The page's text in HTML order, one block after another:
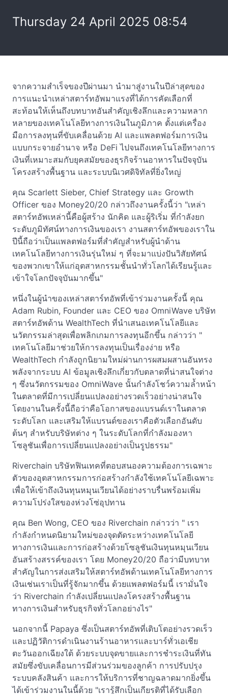
Thursday 24 April 2025 08:54
จากความสำเร็จของปีผ่านมา นำมาสู่งานในปีล่าสุดของ
การแนะนำเหล่าสตาร์ทอัพมาแรงที่ได้การคัดเลือกที่
สะท้อนให้เห็นถึงบทบาทอันสำคัญเชิงลึกและความหลาก
หลายของเทคโนโลยีทางการเงินในภูมิภาค ตั้งแต่เครื่อง
มือการลงทุนที่ขับเคลื่อนด้วย AI และแพลตฟอร์มการเงิน
แบบกระจายอำนาจ หรือ DeFi ไปจนถึงเทคโนโลยีทางการ
เงินที่เหมาะสมกับยุคสมัยของธุรกิจร้านอาหารในปัจจุบัน
โครงสร้างพื้นฐาน และระบบนิเวศดิจิทัลที่ยิ่งใหญ่
คุณ Scarlett Sieber, Chief Strategy และ Growth
Officer ของ Money20/20 กล่าวถึงงานครั้งนี้ว่า "เหล่า
สตาร์ทอัพเหล่านี้คือผู้สร้าง นักคิด และผู้ริเริ่ม ที่กำลังยก
ระดับภูมิทัศน์ทางการเงินของเรา งานสตาร์ทอัพของเราใน
ปีนี้ถือว่าเป็นแพลตฟอร์มที่สำคัญสำหรับผู้นำด้าน
เทคโนโลยีทางการเงินรุ่นใหม่ ๆ ที่จะมาแบ่งปันวิสัยทัศน์
ของพวกเขาให้แก่อุตสาหกรรมชั้นนำทั่วโลกได้เรียนรู้และ
เข้าใจโลกปัจจุบันมากขึ้น"
หนึ่งในผู้นำของเหล่าสตาร์ทอัพที่เข้าร่วมงานครั้งนี้ คุณ
Adam Rubin, Founder และ CEO ของ OmniWave บริษัท
สตาร์ทอัพด้าน WealthTech ที่นำเสนอเทคโนโลยีและ
นวัตกรรมล่าสุดเพื่อพลิกเกมการลงทุนอีกขึ้น กล่าวว่า "
เทคโนโลยีมาช่วยให้การลงทุนเป็นเรื่องง่าย หรือ
WealthTech กำลังถูกนิยามใหม่ผ่านการผสมผสานอันทรง
พลังจากระบบ AI ข้อมูลเชิงลึกเกี่ยวกับตลาดที่น่าสนใจต่าง
ๆ ซึ่งนวัตกรรมของ OmniWave นั้นกำลังโชว์ความล้ำหน้า
ในตลาดที่มีการเปลี่ยนแปลงอย่างรวดเร็วอย่างน่าสนใจ
โดยงานในครั้งนี้ถือว่าคือโอกาสของแบรนด์เราในตลาด
ระดับโลก และเสริมให้แบรนด์ของเราคือตัวเลือกอันดับ
ต้นๆ สำหรับบริษัทต่าง ๆ ในระดับโลกที่กำลังมองหา
โซลูชันเพื่อการเปลี่ยนแปลงอย่างเป็นรูปธรรม"
Riverchain บริษัทฟินเทคที่ตอบสนองความต้องการเฉพาะ
ตัวของอุตสาหกรรมการก่อสร้างกำลังใช้เทคโนโลยีเฉพาะ
เพื่อให้เข้าถึงเงินทุนหมุนเวียนได้อย่างราบรื่นพร้อมเพิ่ม
ความโปร่งใสของห่วงโซ่อุปทาน
คุณ Ben Wong, CEO ของ Riverchain กล่าวว่า " เรา
กำลังกำหนดนิยามใหม่ของจุดตัดระหว่างเทคโนโลยี
ทางการเงินและการก่อสร้างด้วยโซลูชันเงินทุนหมุนเวียน
อันสร้างสรรค์ของเรา โดย Money20/20 ถือว่ามีบทบาท
สำคัญในการส่งเสริมให้สตาร์ทอัพด้านเทคโนโลยีทางการ
เงินเช่นเราเป็นที่รู้จักมากขึ้น ด้วยแพลตฟอร์มนี้ เรามั่นใจ
ว่า Riverchain กำลังเปลี่ยนแปลงโครงสร้างพื้นฐาน
ทางการเงินสำหรับธุรกิจทั่วโลกอย่างไร"
นอกจากนี้ Papaya ซึ่งเป็นสตาร์ทอัพที่เติบโตอย่างรวดเร็ว
และปฏิวัติการดำเนินงานร้านอาหารและบาร์ทั่วเอเชีย
ตะวันออกเฉียงใต้ ด้วยระบบจุดขายและการชำระเงินที่ทัน
สมัยซึ่งขับเคลื่อนการมีส่วนร่วมของลูกค้า การปรับปรุง
ระบบคลังสินค้า และการให้บริการที่ชาญฉลาดมากยิ่งขึ้น
ได้เข้าร่วมงานในนี้ด้วย "เรารู้สึกเป็นเกียรติที่ได้รับเลือก